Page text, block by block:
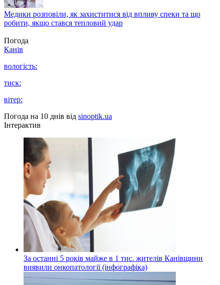
Медики розповіли, як захиститися від впливу спеки та що
робити, якщо стався тепловий удар
Погода
Канів
вологість:
тиск:
вітер:
Погода на 10 днів від sinoptik.ua
Інтерактив
За останні 5 років майже в 1 тис. жителів Канівщини
виявили онкопатології (інфографіка)